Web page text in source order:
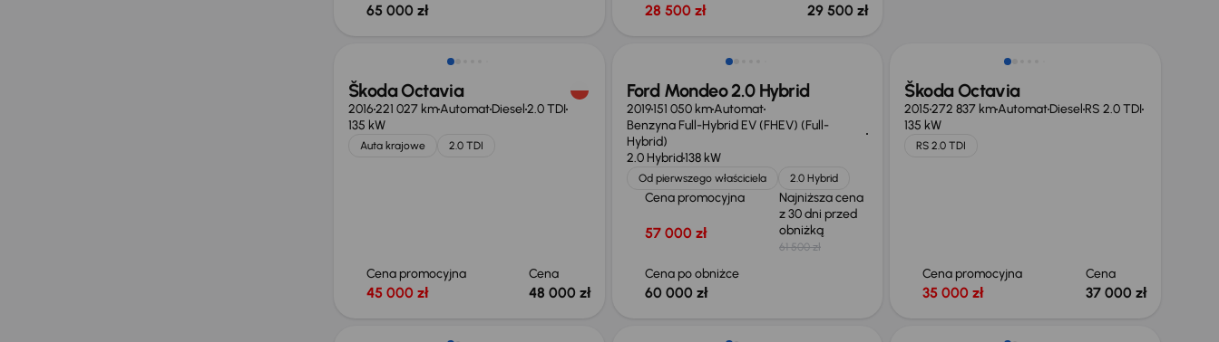
65 000 zł 28 500 zł 29 500 zł
Škoda Octavia
2016221 027 kmAutomatDiesel2.0 TDI
135 kW
Auta krajowe 2.0 TDI
Cena promocyjna
45 000 zł
Cena
48 000 zł
Taniej o 1 500 zł
Ford Mondeo 2.0 Hybrid
2019151 050 kmAutomat
Benzyna Full-Hybrid EV (FHEV) (Full-
Hybrid)
2.0 Hybrid138 kW
Od pierwszego właściciela 2.0 Hybrid
Cena promocyjna
57 000 zł
Najniższa cena
z 30 dni przed
obniżką
61 500 zł
Cena po obniżce
60 000 zł
Škoda Octavia
2015272 837 kmAutomatDieselRS 2.0 TDI
135 kW
RS 2.0 TDI
Cena promocyjna
35 000 zł
Cena
37 000 zł
Taniej o 1 000 zł Taniej o 500 zł